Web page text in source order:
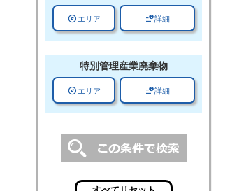
explore エリア data_info_alert詳細
特別管理産業廃棄物
explore エリア data_info_alert詳細